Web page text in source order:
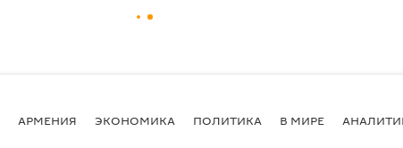
АРМЕНИЯ ЭКОНОМИКА ПОЛИТИКА В МИРЕ